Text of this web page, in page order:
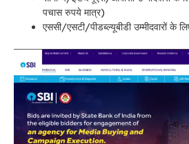
पचास रुपये मात्र)
एससी/एसटी/पीडब्ल्यूबीडी उम्मीदवारों के